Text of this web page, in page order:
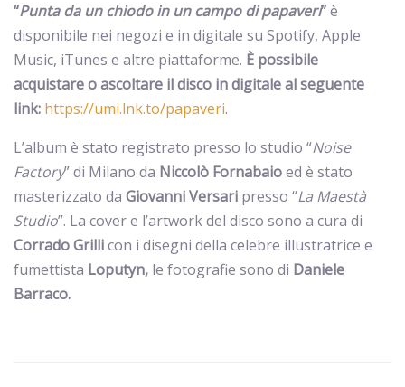
“Punta da un chiodo in un campo di papaveri”è
disponibile nei negozi e in digitale su Spotify, Apple
Music, iTunes e altre piattaforme. È possibile
acquistare o ascoltare il disco in digitale al seguente
link: https://umi.lnk.to/papaveri.
L’album è stato registrato presso lo studio “Noise
Factory” di Milano da Niccolò Fornabaioed è stato
masterizzato da Giovanni Versari presso “La Maestà
Studio”. La cover e l’artwork del disco sono a cura di
Corrado Grillicon i disegni della celebre illustratrice e
fumettista Loputyn, le fotografie sono di Daniele
Barraco.